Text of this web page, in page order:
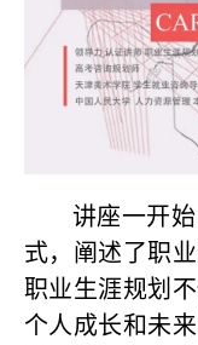
讲座一开
式，阐述了职
职业生涯规划
个人成长和未